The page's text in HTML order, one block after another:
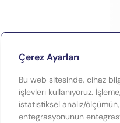
Çerez Ayarları
Bu web sitesinde, cihaz
işlevleri kullanıyoruz.
istatistiksel analiz/
entegrasyonunun